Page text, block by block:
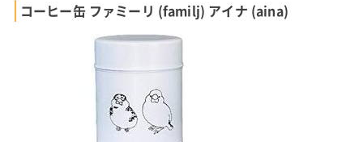
コーヒー缶 ファミーリ (familj) アイナ (aina)